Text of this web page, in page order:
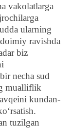
vakolatlarga
ularning
ravishda
biz
necha sud
mualliflik
kundan-
tuzilgan